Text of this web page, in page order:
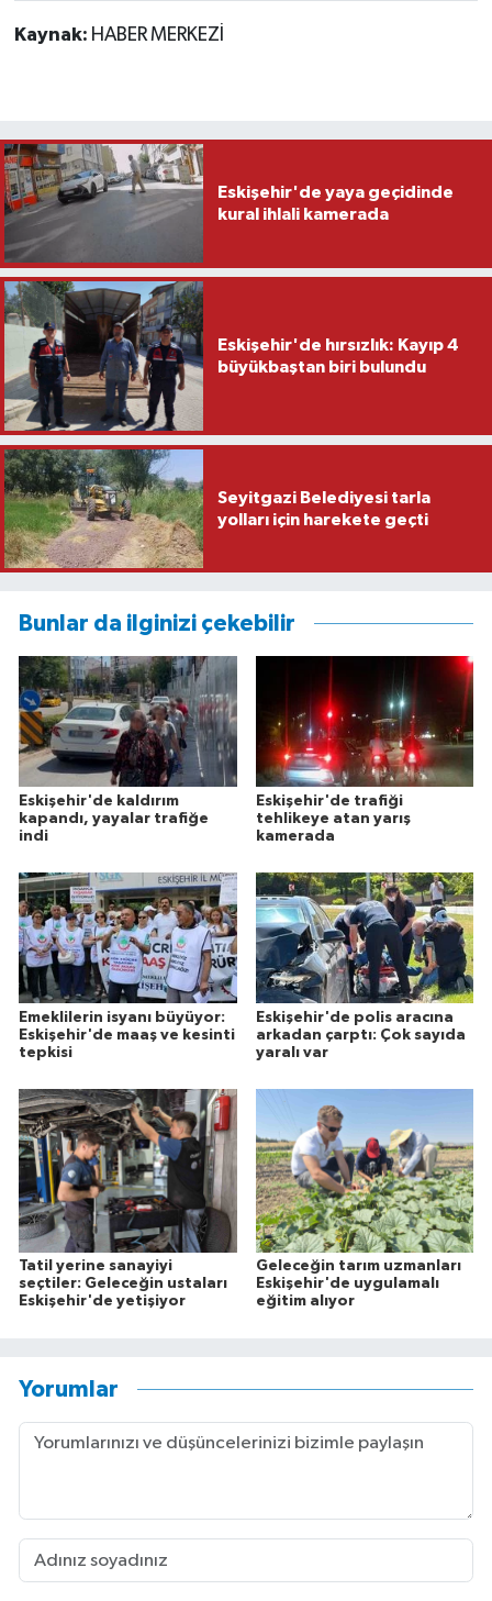
Kaynak: HABER MERKEZİ
Eskişehir'de yaya geçidinde
kural ihlali kamerada
Eskişehir'de hırsızlık: Kayıp 4
büyükbaştan biri bulundu
Seyitgazi Belediyesi tarla
yolları için harekete geçti
Bunlar da ilginizi çekebilir
Eskişehir'de kaldırım
kapandı, yayalar trafiğe
indi
Eskişehir'de trafiği
tehlikeye atan yarış
kamerada
Emeklilerin isyanı büyüyor:
Eskişehir'de maaş ve kesinti
tepkisi
Eskişehir'de polis aracına
arkadan çarptı: Çok sayıda
yaralı var
Tatil yerine sanayiyi
seçtiler: Geleceğin ustaları
Eskişehir'de yetişiyor
Geleceğin tarım uzmanları
Eskişehir'de uygulamalı
eğitim alıyor
Yorumlar